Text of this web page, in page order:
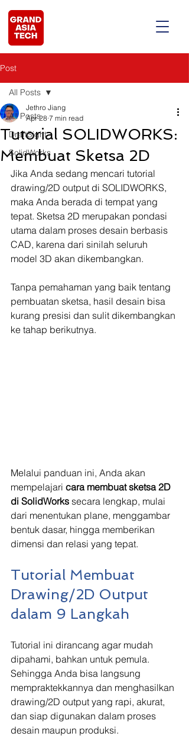
Post
All Posts
DraftSight
SolidWorks
All Posts
Tutorial SOLIDWORKS:
Membuat Sketsa 2D
Jethro Jiang
Apr 28 7 min read
Jika Anda sedang mencari tutorial
drawing/2D output di SOLIDWORKS,
maka Anda berada di tempat yang
tepat. Sketsa 2D merupakan pondasi
utama dalam proses desain berbasis
CAD, karena dari sinilah seluruh
model 3D akan dikembangkan.
Tanpa pemahaman yang baik tentang
pembuatan sketsa, hasil desain bisa
kurang presisi dan sulit dikembangkan
ke tahap berikutnya.
Melalui panduan ini, Anda akan
mempelajari cara membuat sketsa 2D
di SolidWorks secara lengkap, mulai
dari menentukan plane, menggambar
bentuk dasar, hingga memberikan
dimensi dan relasi yang tepat.
Tutorial Membuat
Drawing/2D Output
dalam 9 Langkah
Tutorial ini dirancang agar mudah
dipahami, bahkan untuk pemula.
Sehingga Anda bisa langsung
mempraktekkannya dan menghasilkan
drawing/2D output yang rapi, akurat,
dan siap digunakan dalam proses
desain maupun produksi.